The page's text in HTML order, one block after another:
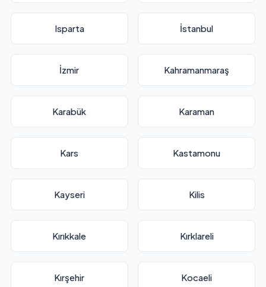
Isparta İstanbul
İzmir Kahramanmaraş
Karabük Karaman
Kars Kastamonu
Kayseri Kilis
Kırıkkale Kırklareli
Kırşehir Kocaeli